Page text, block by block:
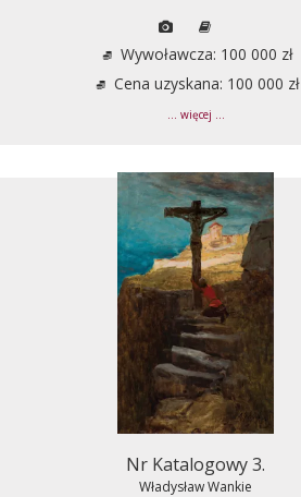
Wywoławcza: 100 000 zł
Cena uzyskana: 100 000 zł
... więcej ...
Nr Katalogowy 3.
Władysław Wankie